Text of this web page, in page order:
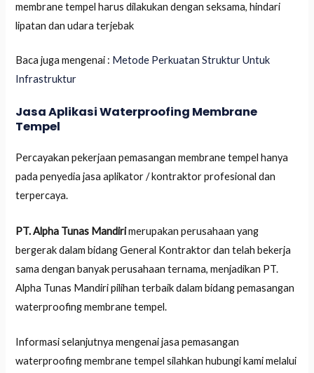
membrane tempel harus dilakukan dengan seksama, hindari
lipatan dan udara terjebak
Baca juga mengenai : Metode Perkuatan Struktur Untuk
Infrastruktur
Jasa Aplikasi Waterproofing Membrane
Tempel
Percayakan pekerjaan pemasangan membrane tempel hanya
pada penyedia jasa aplikator / kontraktor profesional dan
terpercaya.
PT. Alpha Tunas Mandirimerupakan perusahaan yang
bergerak dalam bidang General Kontraktor dan telah bekerja
sama dengan banyak perusahaan ternama, menjadikan PT.
Alpha Tunas Mandiri pilihan terbaik dalam bidang pemasangan
waterproofing membrane tempel.
Informasi selanjutnya mengenai jasa pemasangan
waterproofing membrane tempel silahkan hubungi kami melalui